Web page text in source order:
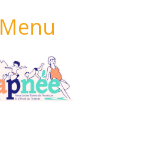
Menu